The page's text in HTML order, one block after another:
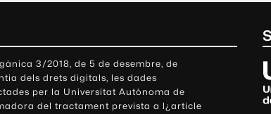
3/2018, de 5 de desembre, de
dels drets digitals, les dades
per la Universitat Autònoma de
del tractament prevista a l¿article
U
n
i